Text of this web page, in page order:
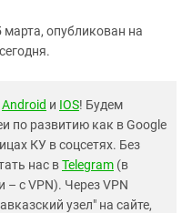
опубликован на
Android и IOS! Будем
по развитию как в Google
КУ в соцсетях. Без
нас вTelegram (в
– с VPN). Через VPN
узел" на сайте,